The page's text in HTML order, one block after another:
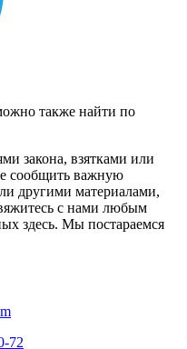
также найти по
закона, взятками или
сообщить важную
другими материалами,
с нами любым
здесь. Мы постараемся
72